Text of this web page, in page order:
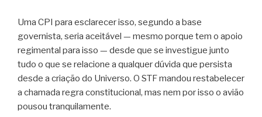
Uma CPI para esclarecer isso, segundo a base
governista, seria aceitável — mesmo porque tem o apoio
regimental para isso — desde que se investigue junto
tudo o que se relacione a qualquer dúvida que persista
desde a criação do Universo. O STF mandou restabelecer
a chamada regra constitucional, mas nem por isso o avião
pousou tranquilamente.